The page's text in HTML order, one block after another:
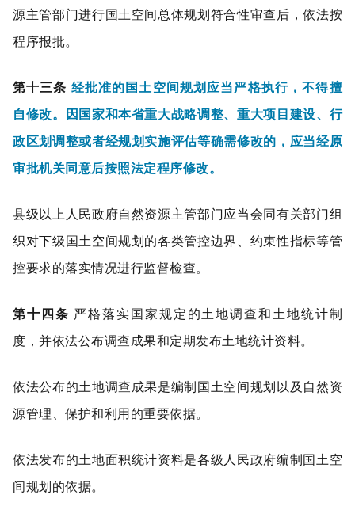
源主管部门进行国土空间总体规划符合性审查后，依法按
程序报批。
第十三条 经批准的国土空间规划应当严格执行，不得擅
自修改。因国家和本省重大战略调整、重大项目建设、行
政区划调整或者经规划实施评估等确需修改的，应当经原
审批机关同意后按照法定程序修改。
县级以上人民政府自然资源主管部门应当会同有关部门组
织对下级国土空间规划的各类管控边界、约束性指标等管
控要求的落实情况进行监督检查。
第十四条 严格落实国家规定的土地调查和土地统计制
度，并依法公布调查成果和定期发布土地统计资料。
依法公布的土地调查成果是编制国土空间规划以及自然资
源管理、保护和利用的重要依据。
依法发布的土地面积统计资料是各级人民政府编制国土空
间规划的依据。